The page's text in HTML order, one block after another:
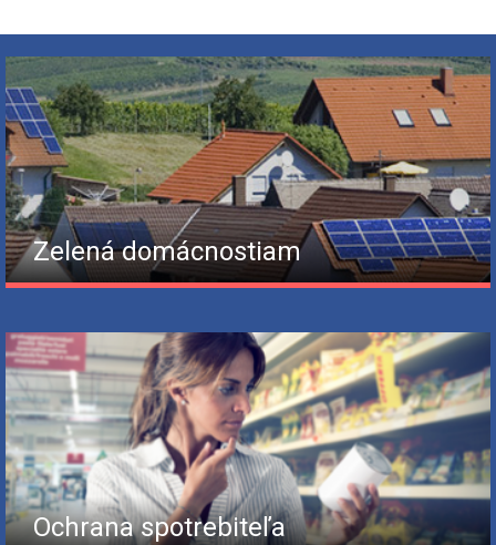
Zelená domácnostiam
Ochrana spotrebiteľa